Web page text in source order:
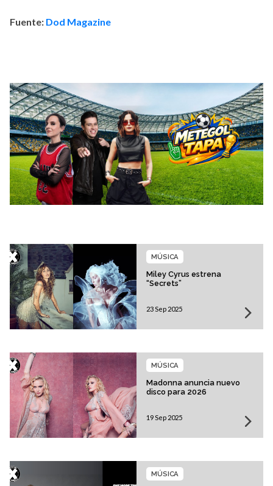
Fuente: Dod Magazine
Miley Cyrus estrena
“Secrets”
MÚSICA
23 Sep 2025
Madonna anuncia nuevo
disco para 2026
MÚSICA
19 Sep 2025
MÚSICA